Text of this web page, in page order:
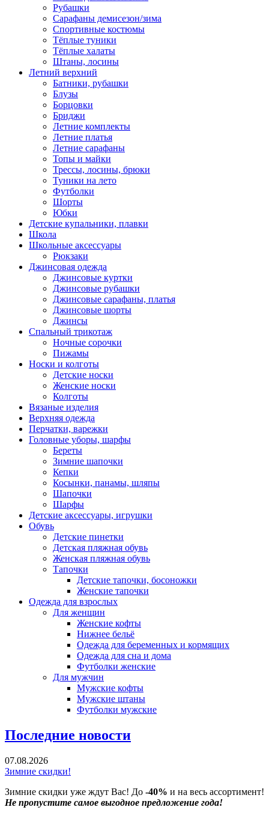
Рубашки
Сарафаны демисезон/зима
Спортивные костюмы
Тёплые туники
Тёплые халаты
Штаны, лосины
Летний верхний
Батники, рубашки
Блузы
Борцовки
Бриджи
Летние комплекты
Летние платья
Летние сарафаны
Топы и майки
Трессы, лосины, брюки
Туники на лето
Футболки
Шорты
Юбки
Детские купальники, плавки
Школа
Школьные аксессуары
Рюкзаки
Джинсовая одежда
Джинсовые куртки
Джинсовые рубашки
Джинсовые сарафаны, платья
Джинсовые шорты
Джинсы
Спальный трикотаж
Ночные сорочки
Пижамы
Носки и колготы
Детские носки
Женские носки
Колготы
Вязаные изделия
Верхняя одежда
Перчатки, варежки
Головные уборы, шарфы
Береты
Зимние шапочки
Кепки
Косынки, панамы, шляпы
Шапочки
Шарфы
Детские аксессуары, игрушки
Обувь
Детские пинетки
Детская пляжная обувь
Женская пляжная обувь
Тапочки
Детские тапочки, босоножки
Женские тапочки
Одежда для взрослых
Для женщин
Женские кофты
Нижнее бельё
Одежда для беременных и кормящих
Одежда для сна и дома
Футболки женские
Для мужчин
Мужские кофты
Мужские штаны
Футболки мужские
Последние новости
07.08.2026
Зимние скидки!
Зимние скидки уже ждут Вас! До -40% и на весь ассортимент!
Не пропустите самое выгодное предложение года!